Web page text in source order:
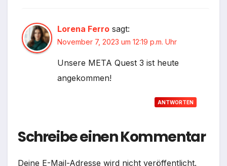
Lorena Ferro sagt:
November 7, 2023 um 12:19 p.m. Uhr
Unsere META Quest 3 ist heute
angekommen!
ANTWORTEN
Schreibe einen Kommentar
Deine E-Mail-Adresse wird nicht veröffentlicht.